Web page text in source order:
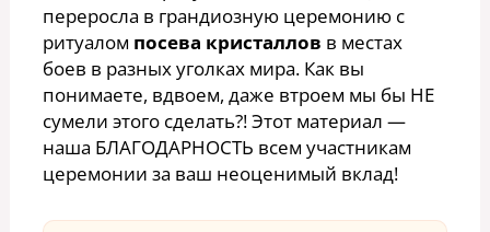
переросла в грандиозную церемонию с
ритуалом посева кристаллов в местах
боев в разных уголках мира. Как вы
понимаете, вдвоем, даже втроем мы бы НЕ
сумели этого сделать?! Этот материал —
наша БЛАГОДАРНОСТЬ всем участникам
церемонии за ваш неоценимый вклад!